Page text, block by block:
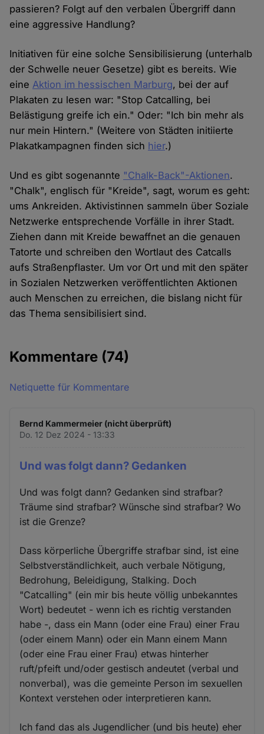
passieren? Folgt auf den verbalen Übergriff dann
eine aggressive Handlung?
Initiativen für eine solche Sensibilisierung (unterhalb
der Schwelle neuer Gesetze) gibt es bereits. Wie
eine Aktion im hessischen Marburg, bei der auf
Plakaten zu lesen war: "Stop Catcalling, bei
Belästigung greife ich ein." Oder: "Ich bin mehr als
nur mein Hintern." (Weitere von Städten initiierte
Plakatkampagnen finden sich hier.)
Und es gibt sogenannte "Chalk-Back"-Aktionen.
"Chalk", englisch für "Kreide", sagt, worum es geht:
ums Ankreiden. Aktivistinnen sammeln über Soziale
Netzwerke entsprechende Vorfälle in ihrer Stadt.
Ziehen dann mit Kreide bewaffnet an die genauen
Tatorte und schreiben den Wortlaut des Catcalls
aufs Straßenpflaster. Um vor Ort und mit den später
in Sozialen Netzwerken veröffentlichten Aktionen
auch Menschen zu erreichen, die bislang nicht für
das Thema sensibilisiert sind.
Kommentare (74)
Netiquette für Kommentare
Bernd Kammermeier (nicht überprüft)
Do. 12 Dez 2024 - 13:33
Und was folgt dann? Gedanken
Und was folgt dann? Gedanken sind strafbar?
Träume sind strafbar? Wünsche sind strafbar? Wo
ist die Grenze?
Dass körperliche Übergriffe strafbar sind, ist eine
Selbstverständlichkeit, auch verbale Nötigung,
Bedrohung, Beleidigung, Stalking. Doch
"Catcalling" (ein mir bis heute völlig unbekanntes
Wort) bedeutet - wenn ich es richtig verstanden
habe -, dass ein Mann (oder eine Frau) einer Frau
(oder einem Mann) oder ein Mann einem Mann
(oder eine Frau einer Frau) etwas hinterher
ruft/pfeift und/oder gestisch andeutet (verbal und
nonverbal), was die gemeinte Person im sexuellen
Kontext verstehen oder interpretieren kann.
Ich fand das als Jugendlicher (und bis heute) eher